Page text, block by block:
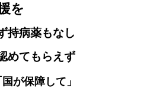
を
持病薬もなし
めてもらえず
が保障して」